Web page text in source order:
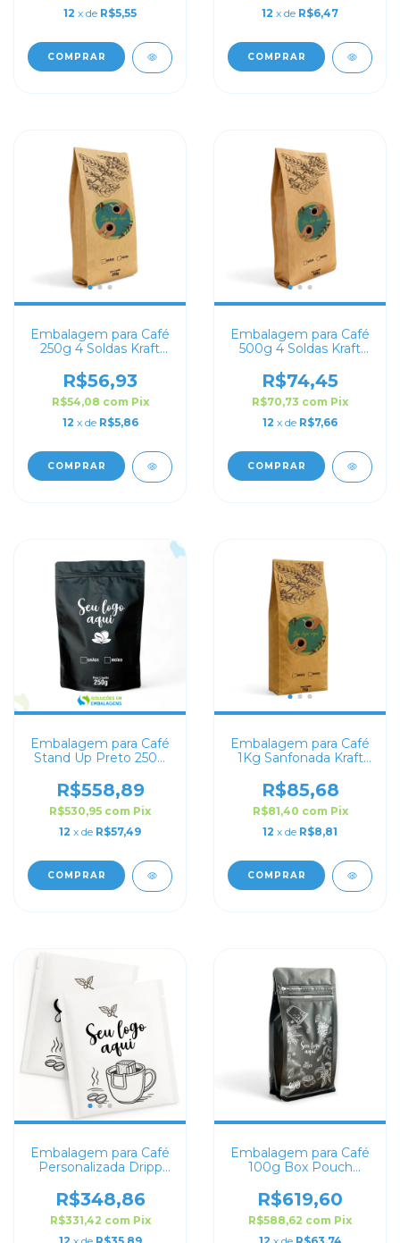
12 x de R$5,55
COMPRAR
12 x de R$6,47
COMPRAR
Embalagem para Café
250g 4 Soldas Kraft
R$56,93
R$54,08 com Pix
12 x de R$5,86
COMPRAR
Embalagem para Café
500g 4 Soldas Kraft
R$74,45
R$70,73 com Pix
12 x de R$7,66
COMPRAR
Embalagem para Café
Stand Up Preto 250g
R$558,89
R$530,95 com Pix
12 x de R$57,49
COMPRAR
Embalagem para Café
1Kg Sanfonada Kraft
R$85,68
R$81,40 com Pix
12 x de R$8,81
COMPRAR
Embalagem para Café
Personalizada Dripp
R$348,86
R$331,42 com Pix
Embalagem para Café
100g Box Pouch
Personalizada
R$619,60
R$588,62 com Pix